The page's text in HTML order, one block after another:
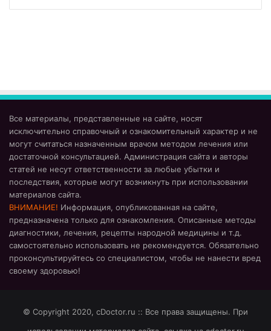
Все материалы, представленные на сайте, носят
исключительно справочный и ознакомительный характер и не
могут считаться назначенным врачом методом лечения или
достаточной консультацией. Администрация сайта и авторы
статей не несут ответственности за любые убытки и
последствия, которые могут возникнуть при использовании
материалов сайта.
ВНИМАНИЕ! Информация, опубликованная на сайте,
предназначена только для ознакомления. Описанные методы
диагностики, лечения, рецепты народной медицины и т.д.
самостоятельно использовать не рекомендуется. Обязательно
проконсультируйтесь со специалистом, чтобы не нанести вред
своему здоровью!
© Copyright 2020, cDoctor.ru :: Все права защищены. При